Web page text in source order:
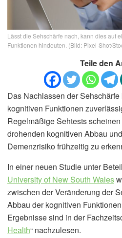
Lässt die Sehschärfe nach, kann dies auf
Funktionen hindeuten. (Bild: Pixel-Shot/
Teile den
Das Nachlassen der
kognitiven Funktionen
Regelmäßige Sehtests
drohenden kognitiven Abbau
Demenzrisiko frühzeitig zu
In einer neuen Studie unter
University of New South Wales
zwischen der Veränderung der
Abbau der kognitiven
Ergebnisse sind in der
Health“ nachzulesen.